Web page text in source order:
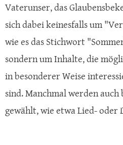
Vaterunser, das
sich dabei keinesfalls um
wie es das Stichwort
sondern um Inhalte, die
in besonderer Weise
sind. Manchmal werden
gewählt, wie etwa Lied- oder